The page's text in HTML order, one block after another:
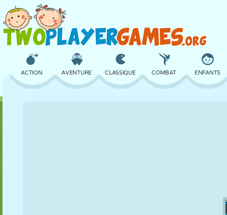
ACTION AVENTURE CLASSIQUE COMBAT ENFANTS
LABYRINTHE